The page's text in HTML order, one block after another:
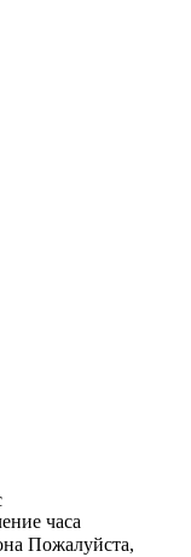
часа
Пожалуйста,